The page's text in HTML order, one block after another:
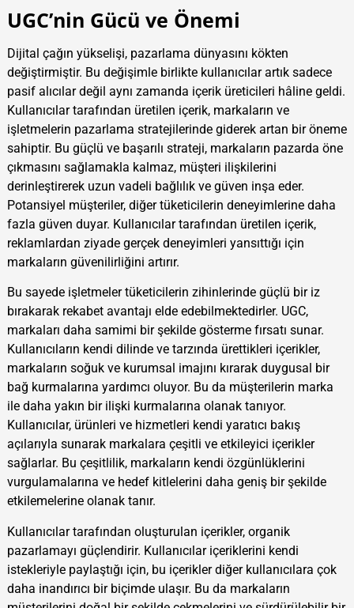
UGC’nin Gücü ve Önemi
Dijital çağın yükselişi, pazarlama dünyasını kökten
değiştirmiştir. Bu değişimle birlikte kullanıcılar artık sadece
pasif alıcılar değil aynı zamanda içerik üreticileri hâline geldi.
Kullanıcılar tarafından üretilen içerik, markaların ve
işletmelerin pazarlama stratejilerinde giderek artan bir öneme
sahiptir. Bu güçlü ve başarılı strateji, markaların pazarda öne
çıkmasını sağlamakla kalmaz, müşteri ilişkilerini
derinleştirerek uzun vadeli bağlılık ve güven inşa eder.
Potansiyel müşteriler, diğer tüketicilerin deneyimlerine daha
fazla güven duyar. Kullanıcılar tarafından üretilen içerik,
reklamlardan ziyade gerçek deneyimleri yansıttığı için
markaların güvenilirliğini artırır.
Bu sayede işletmeler tüketicilerin zihinlerinde güçlü bir iz
bırakarak rekabet avantajı elde edebilmektedirler. UGC,
markaları daha samimi bir şekilde gösterme fırsatı sunar.
Kullanıcıların kendi dilinde ve tarzında ürettikleri içerikler,
markaların soğuk ve kurumsal imajını kırarak duygusal bir
bağ kurmalarına yardımcı oluyor. Bu da müşterilerin marka
ile daha yakın bir ilişki kurmalarına olanak tanıyor.
Kullanıcılar, ürünleri ve hizmetleri kendi yaratıcı bakış
açılarıyla sunarak markalara çeşitli ve etkileyici içerikler
sağlarlar. Bu çeşitlilik, markaların kendi özgünlüklerini
vurgulamalarına ve hedef kitlelerini daha geniş bir şekilde
etkilemelerine olanak tanır.
Kullanıcılar tarafından oluşturulan içerikler, organik
pazarlamayı güçlendirir. Kullanıcılar içeriklerini kendi
istekleriyle paylaştığı için, bu içerikler diğer kullanıcılara çok
daha inandırıcı bir biçimde ulaşır. Bu da markaların